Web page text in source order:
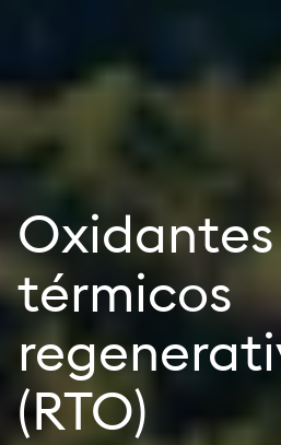
Oxidantes
térmicos
(RTO)